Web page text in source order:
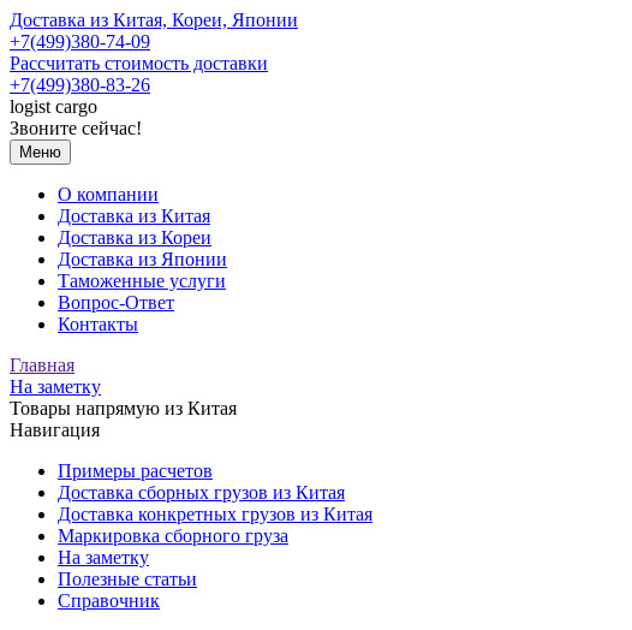
Доставка из Китая, Кореи, Японии
+7(499)380-74-09
Рассчитать стоимость доставки
+7(499)380-83-26
logist cargo
Звоните сейчас!
Меню
О компании
Доставка из Китая
Доставка из Кореи
Доставка из Японии
Таможенные услуги
Вопрос-Ответ
Контакты
Главная
На заметку
Товары напрямую из Китая
Навигация
Примеры расчетов
Доставка сборных грузов из Китая
Доставка конкретных грузов из Китая
Маркировка сборного груза
На заметку
Полезные статьи
Справочник